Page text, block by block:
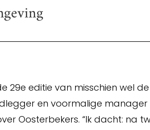
29e editie van misschien wel
en voormalige
Oosterbekers. “Ik dacht: na